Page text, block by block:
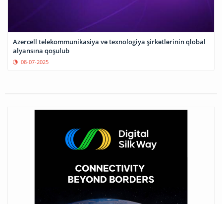
Azercell telekommunikasiya və texnologiya şirkətlərinin qlobal
alyansına qoşulub
08-07-2025